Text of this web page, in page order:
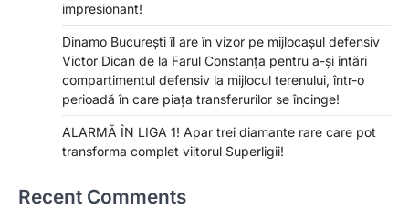
impresionant!
Dinamo București îl are în vizor pe mijlocașul defensiv
Victor Dican de la Farul Constanța pentru a-și întări
compartimentul defensiv la mijlocul terenului, într-o
perioadă în care piața transferurilor se încinge!
ALARMĂ ÎN LIGA 1! Apar trei diamante rare care pot
transforma complet viitorul Superligii!
Recent Comments